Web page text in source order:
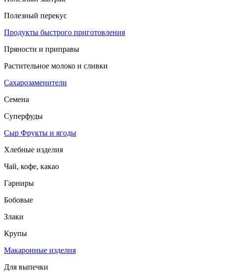
Полезный перекус
Продукты быстрого приготовления
Пряности и приправы
Растительное молоко и сливки
Сахарозаменители
Семена
Суперфуды
Сыр Фрукты и ягоды
Хлебные изделия
Чай, кофе, какао
Гарниры
Бобовые
Злаки
Крупы
Макаронные изделия
Для выпечки